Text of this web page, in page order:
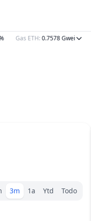
Gas ETH:0.7578Gwei
3m 1a Ytd Todo